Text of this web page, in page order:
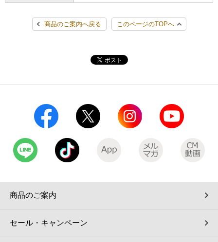
行政サービス
モバイルバッテリーシェアリング（店舗限定）
モバイルWi-Fiバッテリーシェアリング（店舗限定）
データで見るセブン‐イレブン
報告書ライブラリー
ภาษาไทย(บริการ)商品のご案内へ戻る このページのTOPへ
商品のご案内
セール・キャンペーン